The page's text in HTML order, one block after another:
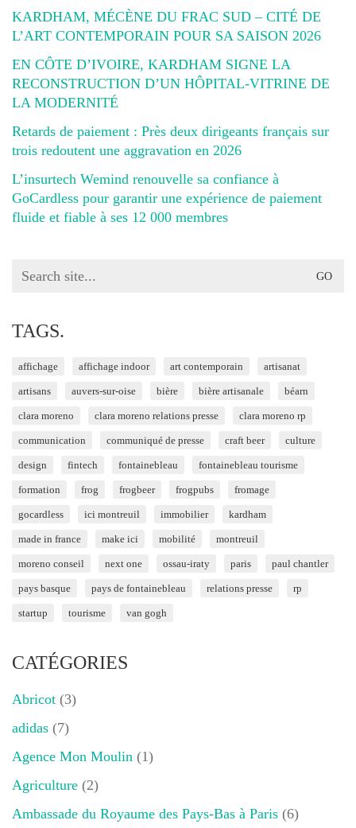
KARDHAM, MÉCÈNE DU FRAC SUD – CITÉ DE
L’ART CONTEMPORAIN POUR SA SAISON 2026
EN CÔTE D’IVOIRE, KARDHAM SIGNE LA
RECONSTRUCTION D’UN HÔPITAL-VITRINE DE
LA MODERNITÉ
Retards de paiement : Près deux dirigeants français sur
trois redoutent une aggravation en 2026
L’insurtech Wemind renouvelle sa confiance à
GoCardless pour garantir une expérience de paiement
fluide et fiable à ses 12 000 membres
Search
TAGS.
affichage affichage indoor art contemporain artisanat
artisans auvers-sur-oise bière bière artisanale béarn
clara moreno clara moreno relations presse clara moreno rp
communication communiqué de presse craft beer culture
design fintech fontainebleau fontainebleau tourisme
formation frog frogbeer frogpubs fromage
gocardless ici montreuil immobilier kardham
made in france make ici mobilité montreuil
moreno conseil next one ossau-iraty paris paul chantler
pays basque pays de fontainebleau relations presse rp
startup tourisme van gogh
CATÉGORIES
Abricot (3)
adidas (7)
Agence Mon Moulin (1)
Agriculture (2)
Ambassade du Royaume des Pays-Bas à Paris (6)